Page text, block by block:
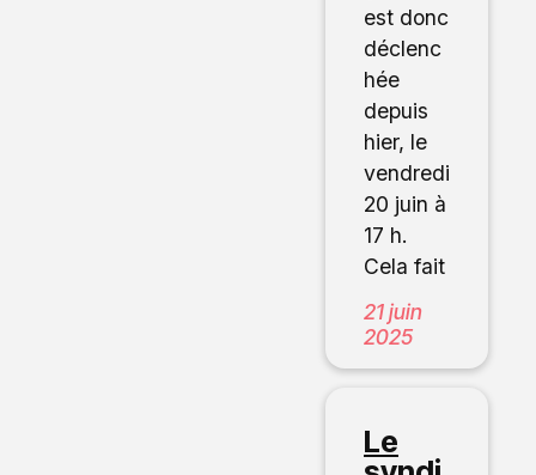
est donc
déclenc
hée
depuis
hier, le
vendredi
20 juin à
17 h.
Cela fait
21 juin
2025
Le